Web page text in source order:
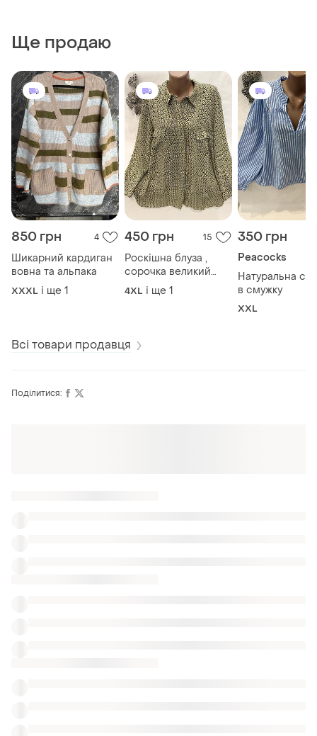
Ще продаю
850 грн 4
Шикарний кардиган
вовна та альпака
XXXL і ще 1
450 грн 15
Роскішна блуза ,
сорочка великий
розмір
4XL і ще 1
350 грн
Peacocks
Натуральна
в смужку
XXL
Всі товари продавця
Поділитися: